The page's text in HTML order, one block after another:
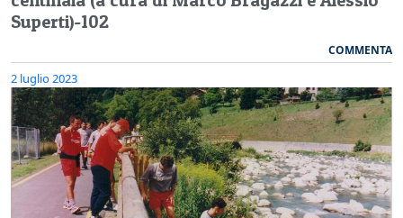
Superti)-102
COMMENTA
2 luglio 2023